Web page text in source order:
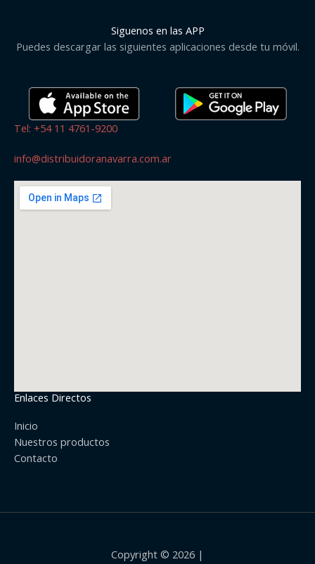
Siguenos en las APP
Puedes descargar las siguientes aplicaciones desde tu móvil.
Tel: +54 11 4761-9200
info@distribuidoranavarra.com.ar
Enlaces Directos
Inicio
Nuestros productos
Contacto
Copyright © 2026 |